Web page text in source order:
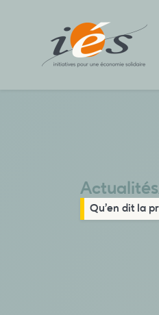
Actualités
Qu’en dit la